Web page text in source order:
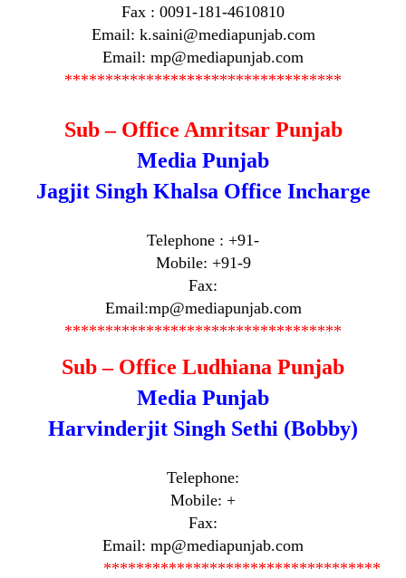
Fax : 0091-181-4610810
Email: k.saini@mediapunjab.com
Email: mp@mediapunjab.com
**********************************
Sub – Office Amritsar Punjab
Media Punjab
Jagjit Singh Khalsa Office Incharge
Telephone : +91-
Mobile: +91-9
Fax:
Email:mp@mediapunjab.com
**********************************
Sub – Office Ludhiana Punjab
Media Punjab
Harvinderjit Singh Sethi (Bobby)
Telephone:
Mobile: +
Fax:
Email: mp@mediapunjab.com
**********************************